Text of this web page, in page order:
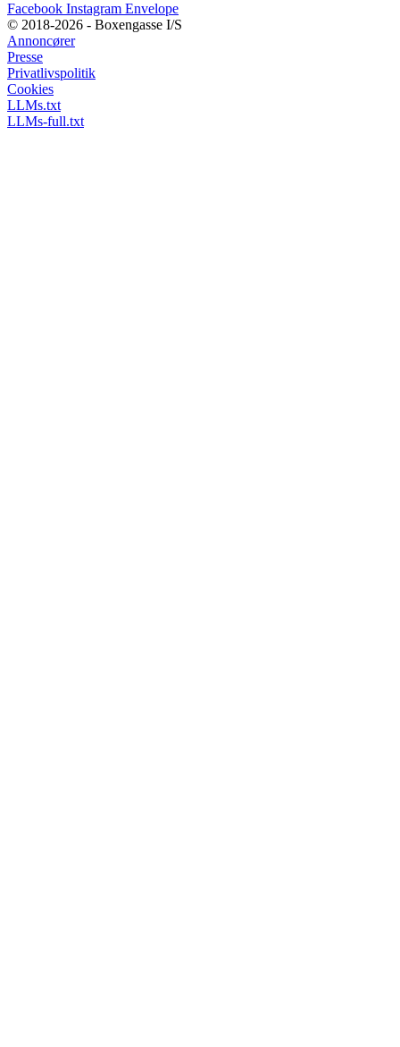
Facebook Instagram Envelope
© 2018-2026 - Boxengasse I/S
Annoncører
Presse
Privatlivspolitik
Cookies
LLMs.txt
LLMs-full.txt